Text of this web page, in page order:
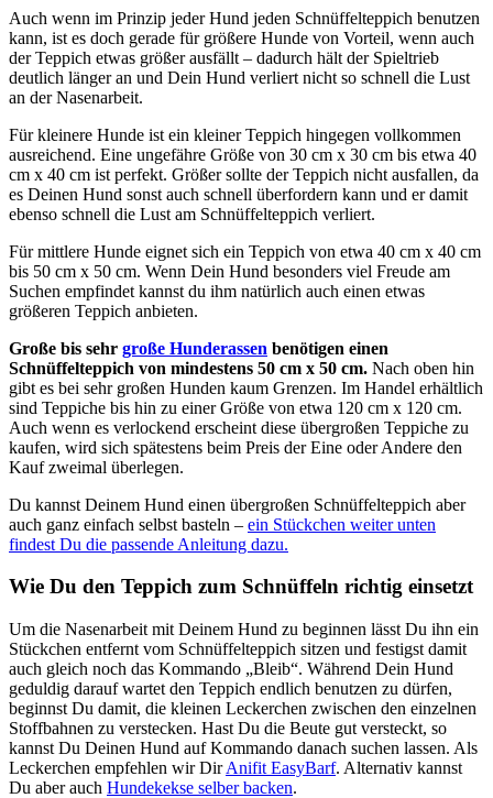
Auch wenn im Prinzip jeder Hund jeden Schnüffelteppich benutzen
kann, ist es doch gerade für größere Hunde von Vorteil, wenn auch
der Teppich etwas größer ausfällt – dadurch hält der Spieltrieb
deutlich länger an und Dein Hund verliert nicht so schnell die Lust
an der Nasenarbeit.
Für kleinere Hunde ist ein kleiner Teppich hingegen vollkommen
ausreichend. Eine ungefähre Größe von 30 cm x 30 cm bis etwa 40
cm x 40 cm ist perfekt. Größer sollte der Teppich nicht ausfallen, da
es Deinen Hund sonst auch schnell überfordern kann und er damit
ebenso schnell die Lust am Schnüffelteppich verliert.
Für mittlere Hunde eignet sich ein Teppich von etwa 40 cm x 40 cm
bis 50 cm x 50 cm. Wenn Dein Hund besonders viel Freude am
Suchen empfindet kannst du ihm natürlich auch einen etwas
größeren Teppich anbieten.
Große bis sehr große Hunderassen benötigen einen
Schnüffelteppich von mindestens 50 cm x 50 cm. Nach oben hin
gibt es bei sehr großen Hunden kaum Grenzen. Im Handel erhältlich
sind Teppiche bis hin zu einer Größe von etwa 120 cm x 120 cm.
Auch wenn es verlockend erscheint diese übergroßen Teppiche zu
kaufen, wird sich spätestens beim Preis der Eine oder Andere den
Kauf zweimal überlegen.
Du kannst Deinem Hund einen übergroßen Schnüffelteppich aber
auch ganz einfach selbst basteln – ein Stückchen weiter unten
findest Du die passende Anleitung dazu.
Wie Du den Teppich zum Schnüffeln richtig einsetzt
Um die Nasenarbeit mit Deinem Hund zu beginnen lässt Du ihn ein
Stückchen entfernt vom Schnüffelteppich sitzen und festigst damit
auch gleich noch das Kommando „Bleib“. Während Dein Hund
geduldig darauf wartet den Teppich endlich benutzen zu dürfen,
beginnst Du damit, die kleinen Leckerchen zwischen den einzelnen
Stoffbahnen zu verstecken. Hast Du die Beute gut versteckt, so
kannst Du Deinen Hund auf Kommando danach suchen lassen. Als
Leckerchen empfehlen wir DirAnifit EasyBarf. Alternativ kannst
Du aber auch Hundekekse selber backen.